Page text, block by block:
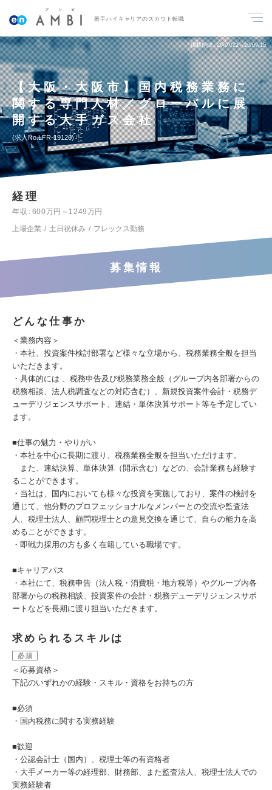
若手ハイキャリアのスカウト転職
掲載期間 26/07/22～26/09/15
【大阪・大阪市】国内税務業務に
関する専門人材／グローバルに展
開する大手ガス会社
求人No.LFR-19126
経理
年収
600万円～1249万円
上場企業
土日祝休み フレックス勤務
募集情報
どんな仕事か
＜業務内容＞
・本社、投資案件検討部署など様々な立場から、税務業務全般を担当
いただきます。
・具体的には 、税務申告及び税務業務全般（グループ内各部署からの
税務相談、法人税調査などの対応含む）、新規投資案件会計・税務デ
ューデリジェンスサポート、連結・単体決算サポート等を予定してい
ます。
■仕事の魅力・やりがい
・本社を中心に長期に渡り、税務業務全般を担当いただけます。
また、連結決算、単体決算（開示含む）などの、会計業務も経験す
ることができます。
・当社は、国内においても様々な投資を実施しており、案件の検討を
通じて、他分野のプロフェッショナルなメンバーとの交流や監査法
人、税理士法人、顧問税理士との意見交換を通じて、自らの能力を高
めることができます。
・即戦力採用の方も多く在籍している職場です。
■キャリアパス
・本社にて、税務申告（法人税・消費税・地方税等）やグループ内各
部署からの税務相談、投資案件の会計・税務デューデリジェンスサポ
ートなどを長期に渡り担当いただきます。
求められるスキルは
必須
＜応募資格＞
下記のいずれかの経験・スキル・資格をお持ちの方
■必須
・国内税務に関する実務経験
■歓迎
・公認会計士（国内）、税理士等の有資格者
・大手メーカー等の経理部、財務部、また監査法人、税理士法人での
実務経験者